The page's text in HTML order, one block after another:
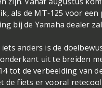
als de MT-125 voor
bij de Yamaha dealer
anders is de
uit te breiden
tot de verbeelding van
de fiets er vooral